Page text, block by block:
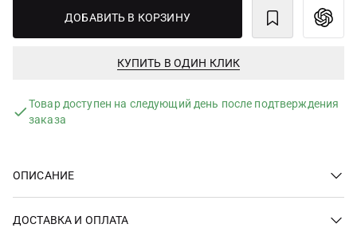
ДОБАВИТЬ В КОРЗИНУ
КУПИТЬ В ОДИН КЛИК
Товар доступен на следующий день после подтверждения
заказа
ОПИСАНИЕ
ДОСТАВКА И ОПЛАТА